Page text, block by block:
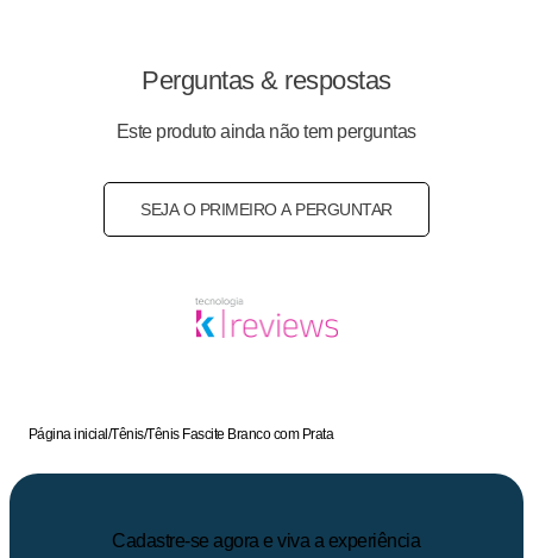
Perguntas & respostas
Este produto ainda não tem perguntas
SEJA O PRIMEIRO A PERGUNTAR
Página inicial/Tênis/Tênis Fascite Branco com Prata
Cadastre-se agora e viva a experiência